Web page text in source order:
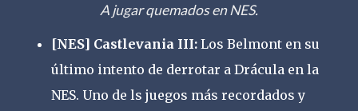
A jugar quemados en NES.
[NES] Castlevania III: Los Belmont en su
último intento de derrotar a Drácula en la
NES. Uno de ls juegos más recordados y